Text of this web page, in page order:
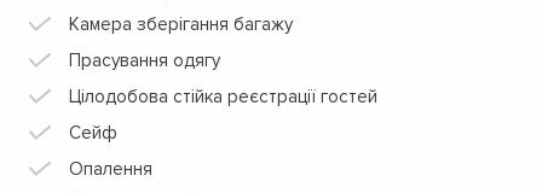
Камера зберігання багажу
Прасування одягу
Цілодобова стійка реєстрації гостей
Сейф
Опалення